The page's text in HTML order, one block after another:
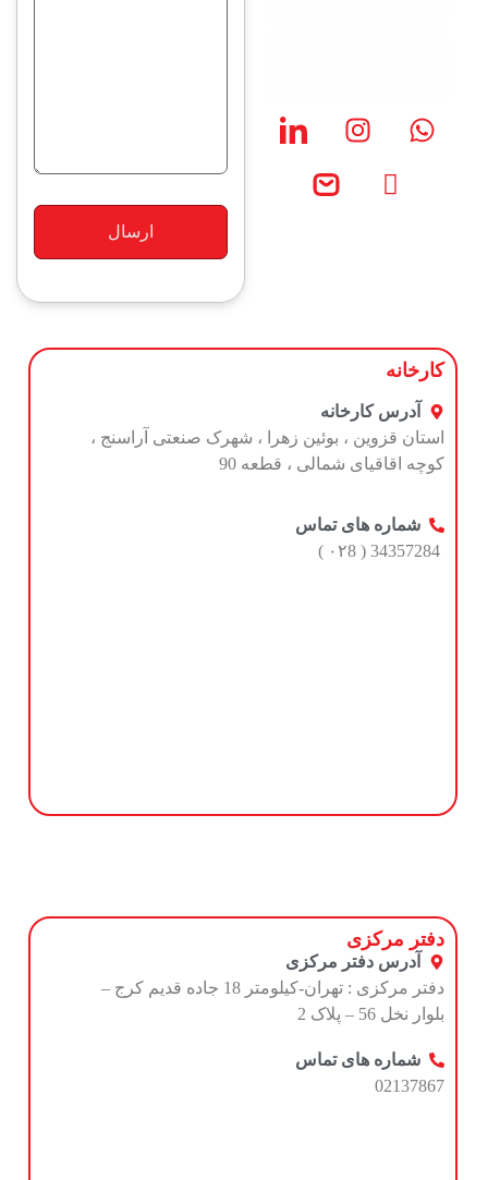
کارخانه
آدرس کارخانه
استان قزوین ، بوئین زهرا ، شهرک صنعتی آراسنج ،
کوچه اقاقیای شمالی ، قطعه 90
شماره های تماس
دفتر مرکزی
آدرس دفتر مرکزی
دفتر مرکزی : تهران-کیلومتر 18 جاده قديم کرج –
بلوار نخل 56 – پلاک 2
شماره های تماس
02137867